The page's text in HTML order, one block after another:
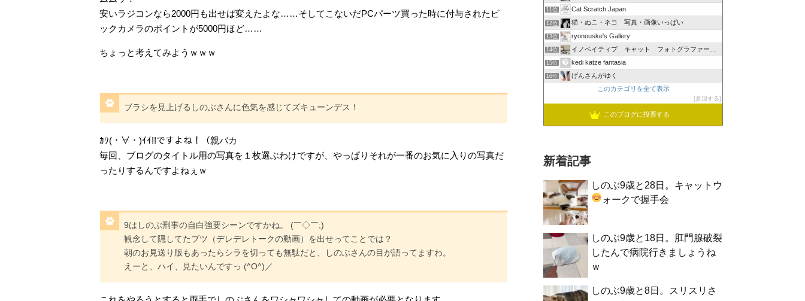
安いラジコンなら2000円も出せば変えたよな……そしてこないだPCパーツ買った時に付与されたビ
ックカメラのポイントが5000円ほど……
ちょっと考えてみようｗｗｗ
ブラシを見上げるしのぶさんに色気を感じてズキューンデス！
ｶﾜ(・∀・)ｲｲ!!ですよね！（親バカ
毎回、ブログのタイトル用の写真を１枚選ぶわけですが、やっぱりそれが一番のお気に入りの写真だ
ったりするんですよねぇｗ
9はしのぶ刑事の自白強要シーンですかね。 (￣◇￣;)
観念して隠してたブツ（デレデレトークの動画）を出せってことでは？
朝のお見送り版もあったらシラを切っても無駄だと、しのぶさんの目が語ってますわ。
えーと、ハイ、見たいんですっ (^O^)／
11位 Cat Scratch Japan
12位 猫・ぬこ・ネコ 写真・画像いっぱい
13位 ryonouske's Gallery
14位 イノベイティブ キャット フォトグラファーズ グループ
15位 kedi katze fantasia
16位
げんさんがゆく
このカテゴリを全て表示
参加する
このブログに投票する
新着記事
しのぶ9歳と28日。キャットウ
ォークで握手会
しのぶ9歳と18日。肛門腺破裂
したんで病院行きましょうね
ｗ
しのぶ9歳と8日。スリスリさ